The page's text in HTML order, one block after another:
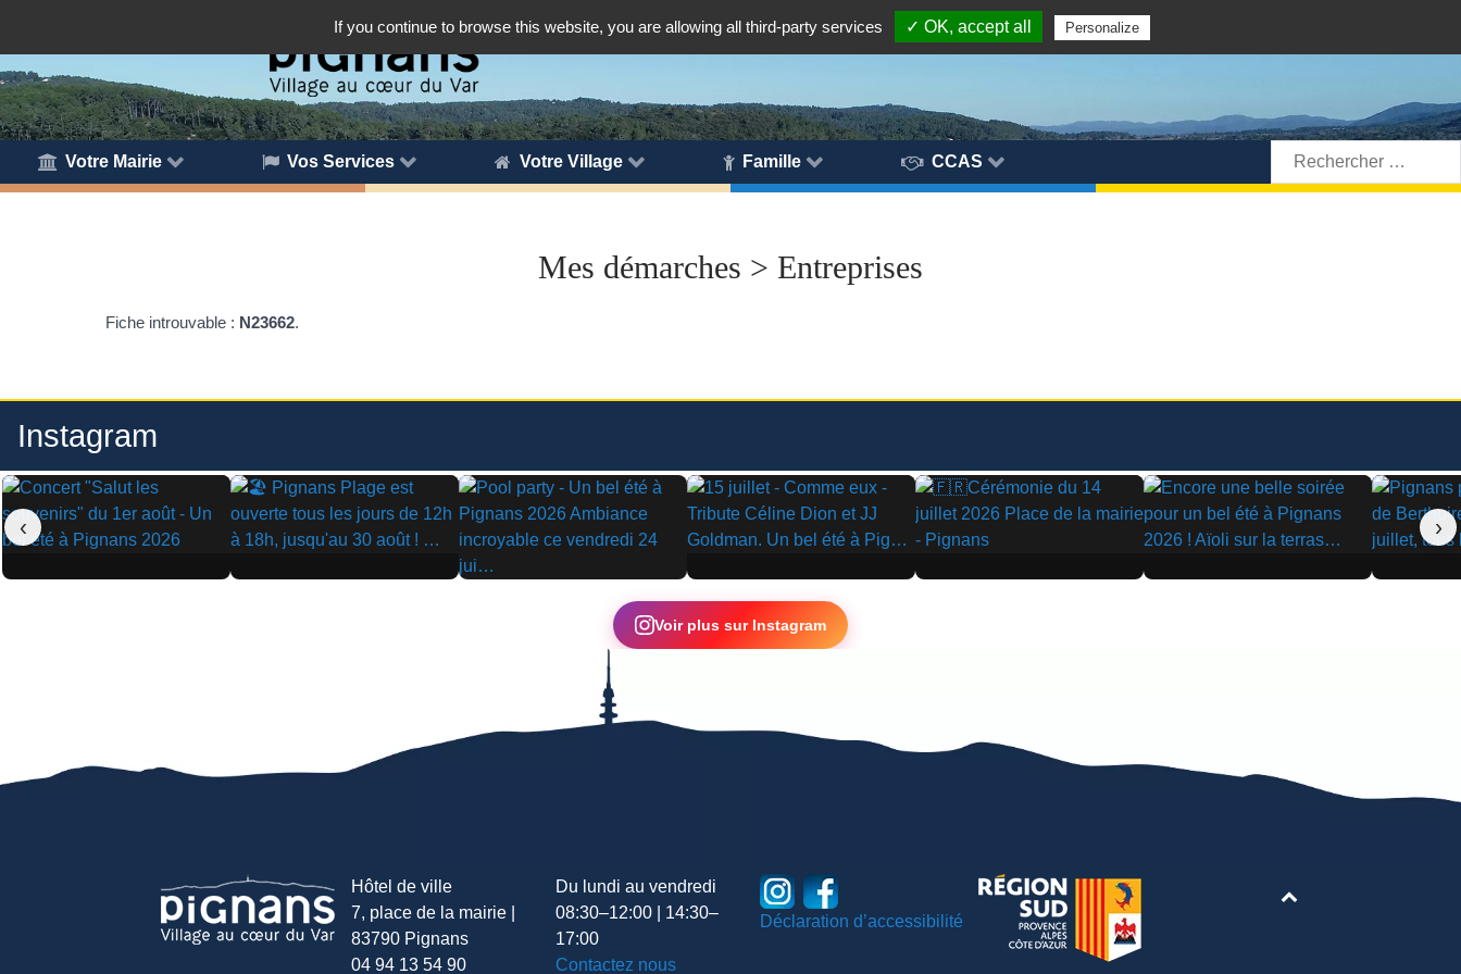
Votre Mairie Vos Services Votre Village Famille CCAS
Rechercher:
Mes démarches > Entreprises
Fiche introuvable : N23662.
Instagram
▶ ▶
▶
▶ ▶ ▶ ▶
‹ ›
Voir plus sur Instagram
Hôtel de ville
7, place de la mairie |
83790 Pignans
04 94 13 54 90
Du lundi au vendredi
08:30–12:00 | 14:30–
17:00
Contactez nous
Déclaration d’accessibilité
If you continue to browse this website, you are allowing all third-party services ✓ OK, accept all Personalize